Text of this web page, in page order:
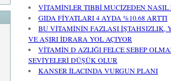
VİTAMİNLER TIBBİ MUCİZEDEN
GIDA FİYATLARI 4 AYDA %10.68 ARTTI
BU VİTAMİNİN FAZLASI İŞTAHSIZLIK,
VE AŞIRI İDRARA YOL AÇIYOR
VİTAMİN D AZLIĞI FELCE SEBEP
SEVİYELERİ DÜŞÜK OLUR
KANSER İLACINDA VURGUN PLANI